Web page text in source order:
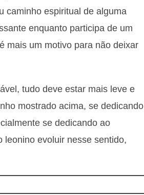
caminho espiritual de alguma
enquanto participa de um
mais um motivo para não deixar
tudo deve estar mais leve e
mostrado acima, se dedicando
se dedicando ao
leonino evoluir nesse sentido,